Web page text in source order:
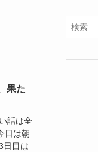
果た
話は全
日は朝
日目は